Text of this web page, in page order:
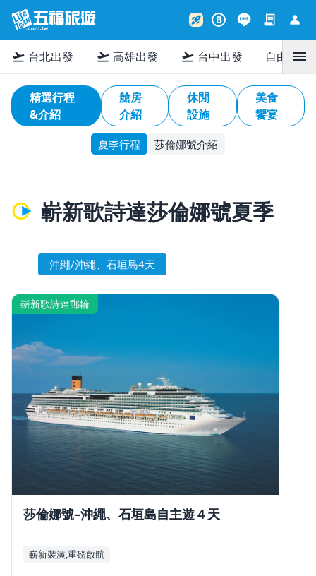
rocket_launch B contract person
flight_takeoff 台北出發 flight_takeoff 高雄出發 flight_takeoff 台中出發 自由行menu
精選行程
&介紹
艙房
介紹
休閒
設施
美食
饗宴
夏季行程 莎倫娜號介紹
嶄新歌詩達莎倫娜號夏季
沖繩/沖繩、石垣島4天
嶄新歌詩達郵輪
莎倫娜號–沖繩、石垣島自主遊４天
嶄新裝潢,重磅啟航